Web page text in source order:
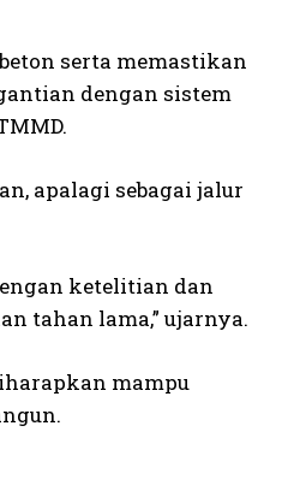
serta memastikan
dengan sistem
apalagi sebagai jalur
ketelitian dan
tahan lama,” ujarnya.
mampu